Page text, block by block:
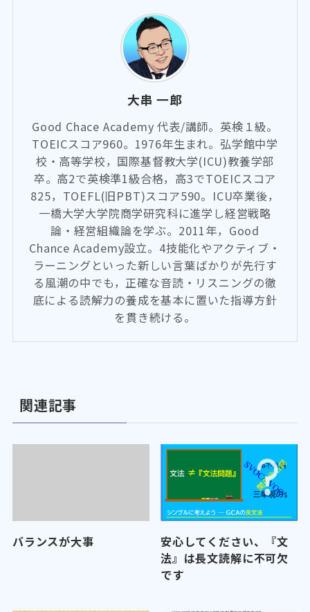
大串 一郎
Good Chace Academy 代表/講師。英検１級。
TOEICスコア960。1976年生まれ。弘学館中学
校・高等学校，国際基督教大学(ICU)教養学部
卒。高2で英検準1級合格，高3でTOEICスコア
825，TOEFL(旧PBT)スコア590。ICU卒業後，
一橋大学大学院商学研究科に進学し経営戦略
論・経営組織論を学ぶ。2011年，Good
Chance Academy設立。4技能化やアクティブ・
ラーニングといった新しい言葉ばかりが先行す
る風潮の中でも，正確な音読・リスニングの徹
底による読解力の養成を基本に置いた指導方針
を貫き続ける。
関連記事
バランスが大事
安心してください、『文
法』は長文読解に不可欠
です